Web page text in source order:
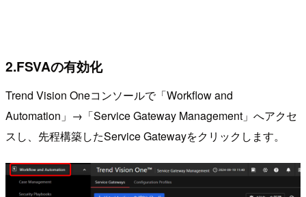
2.FSVAの有効化
Trend Vision Oneコンソールで「Workflow and
Automation」→「Service Gateway Management」へアクセ
スし、先程構築したService Gatewayをクリックします。